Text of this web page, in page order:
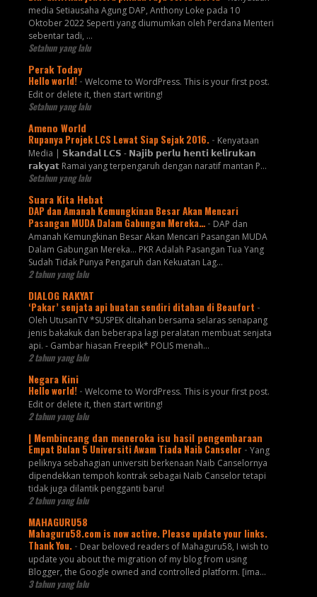
media Setiausaha Agung DAP, Anthony Loke pada 10
Oktober 2022 Seperti yang diumumkan oleh Perdana Menteri
sebentar tadi, …
Setahun yang lalu
Perak Today
Hello world! - Welcome to WordPress. This is your first post.
Edit or delete it, then start writing!
Setahun yang lalu
Ameno World
Rupanya Projek LCS Lewat Siap Sejak 2016. - Kenyataan
Media | 𝗦𝗸𝗮𝗻𝗱𝗮𝗹 𝗟𝗖𝗦 - 𝗡𝗮𝗷𝗶𝗯 𝗽𝗲𝗿𝗹𝘂 𝗵𝗲𝗻𝘁𝗶 𝗸𝗲𝗹𝗶𝗿𝘂𝗸𝗮𝗻
𝗿𝗮𝗸𝘆𝗮𝘁 Ramai yang terpengaruh dengan naratif mantan P...
Setahun yang lalu
Suara Kita Hebat
DAP dan Amanah Kemungkinan Besar Akan Mencari
Pasangan MUDA Dalam Gabungan Mereka… - DAP dan
Amanah Kemungkinan Besar Akan Mencari Pasangan MUDA
Dalam Gabungan Mereka… PKR Adalah Pasangan Tua Yang
Sudah Tidak Punya Pengaruh dan Kekuatan Lag...
2 tahun yang lalu
DIALOG RAKYAT
‘Pakar’ senjata api buatan sendiri ditahan di Beaufort -
Oleh UtusanTV *SUSPEK ditahan bersama selaras senapang
jenis bakakuk dan beberapa lagi peralatan membuat senjata
api. - Gambar hiasan Freepik* POLIS menah...
2 tahun yang lalu
Negara Kini
Hello world! - Welcome to WordPress. This is your first post.
Edit or delete it, then start writing!
2 tahun yang lalu
| Membincang dan meneroka isu hasil pengembaraan
Empat Bulan 5 Universiti Awam Tiada Naib Canselor - Yang
peliknya sebahagian universiti berkenaan Naib Canselornya
dipendekkan tempoh kontrak sebagai Naib Canselor tetapi
tidak juga dilantik pengganti baru!
2 tahun yang lalu
MAHAGURU58
Mahaguru58.com is now active. Please update your links.
Thank You. - Dear beloved readers of Mahaguru58, I wish to
update you about the migration of my blog from using
Blogger, the Google owned and controlled platform. [ima...
3 tahun yang lalu